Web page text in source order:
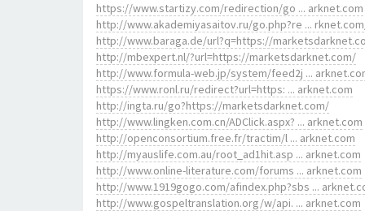
https://www.startizy.com/redirection/go ... arknet.com
http://www.akademiyasaitov.ru/go.php?re ...
http://www.baraga.de/url?q=https://
http://mbexpert.nl/?url=https://marketsdarknet.com/
http://www.formula-web.jp/system/feed2j ...
https://www.ronl.ru/redirect?url=https: ... arknet.com
http://ingta.ru/go?https://marketsdarknet.com/
http://www.lingken.com.cn/ADClick.aspx? ... arknet.com
http://openconsortium.free.fr/tractim/l ... arknet.com
http://myauslife.com.au/root_ad1hit.asp ... arknet.com
http://www.online-literature.com/forums ... arknet.com
http://www.1919gogo.com/afindex.php?sbs ...
http://www.gospeltranslation.org/w/api. ... arknet.com